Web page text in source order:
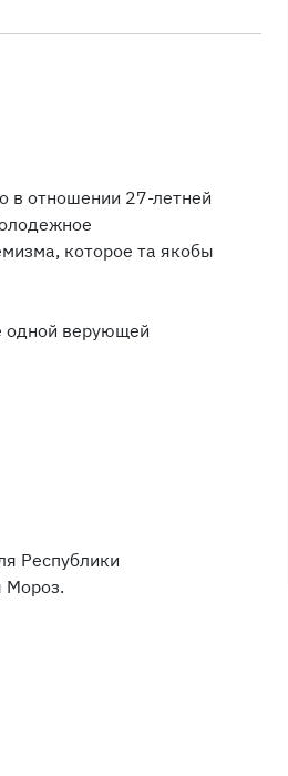
в отношении 27-летней
которое та якобы
одной верующей
Республики
Мороз.